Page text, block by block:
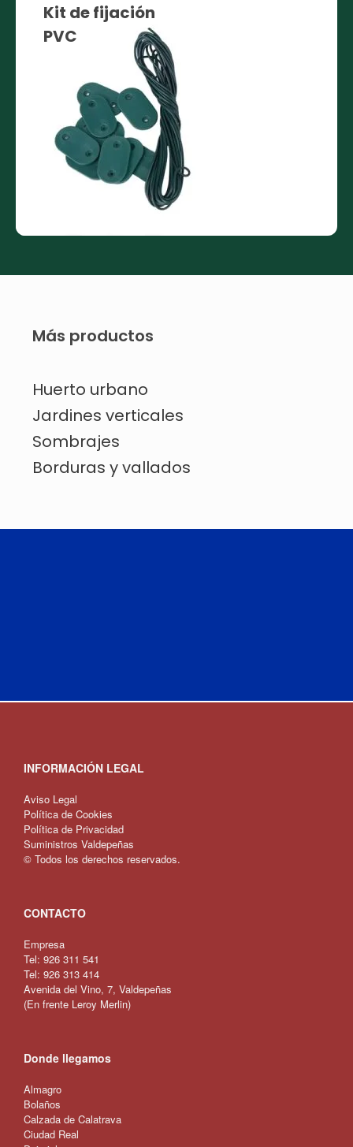
Kit de fijación
PVC
Más productos
Huerto urbano
Jardines verticales
Sombrajes
Borduras y vallados
INFORMACIÓN LEGAL
Aviso Legal
Política de Cookies
Política de Privacidad
Suministros Valdepeñas
© Todos los derechos reservados.
CONTACTO
Empresa
Tel: 926 311 541
Tel: 926 313 414
Avenida del Vino, 7, Valdepeñas
(En frente Leroy Merlin)
Donde llegamos
Almagro
Bolaños
Calzada de Calatrava
Ciudad Real